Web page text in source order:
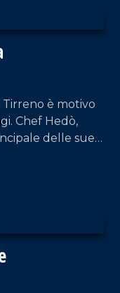
Tirreno è motivo
Chef Hedò,
delle sue